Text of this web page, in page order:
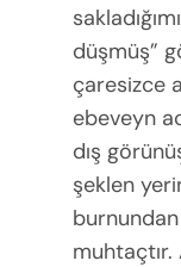
düşmüş”
çaresizce
ebeveyn
dış
şeklen
muhtaçtır.